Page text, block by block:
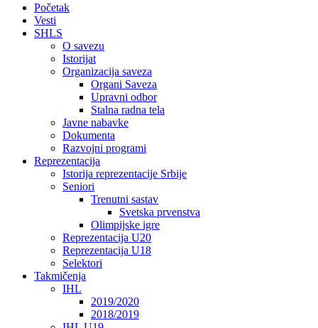
Početak
Vesti
SHLS
O savezu
Istorijat
Organizacija saveza
Organi Saveza
Upravni odbor
Stalna radna tela
Javne nabavke
Dokumenta
Razvojni programi
Reprezentacija
Istorija reprezentacije Srbije
Seniori
Trenutni sastav
Svetska prvenstva
Olimpijske igre
Reprezentacija U20
Reprezentacija U18
Selektori
Takmičenja
IHL
2019/2020
2018/2019